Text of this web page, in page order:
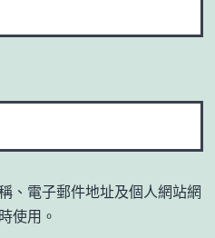
、電子郵件地址及個人網站網
使用。